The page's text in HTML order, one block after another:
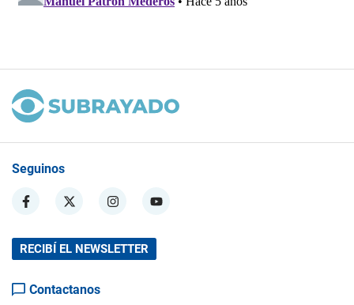
Seguinos
RECIBÍ EL NEWSLETTER
Contactanos